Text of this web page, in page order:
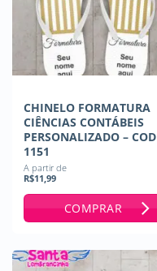
CHINELO FORMATURA
CIÊNCIAS CONTÁBEIS
PERSONALIZADO – COD
1151
A partir de
R$11,99
COMPRAR